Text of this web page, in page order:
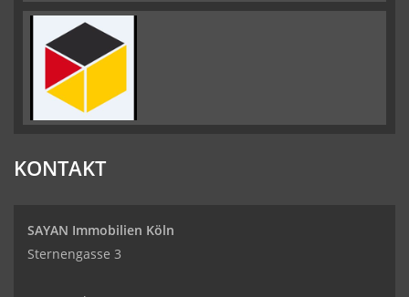
KONTAKT
SAYAN Immobilien Köln
Sternengasse 3